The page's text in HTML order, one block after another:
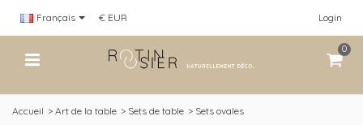
Français Login
€ EUR
0
Accueil > Art de la table > Sets de table > Sets ovales